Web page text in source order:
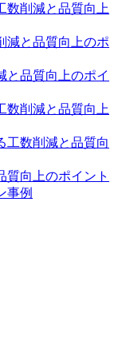
数削減と品質向上
減と品質向上のポ
品質向上のポイ
数削減と品質向上
工数削減と品質向
向上のポイント
事例